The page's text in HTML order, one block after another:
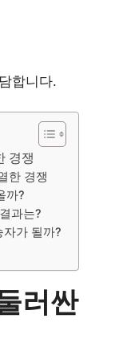
합니다.
경쟁
한 경쟁
까?
과는?
자가 될까?
러싼